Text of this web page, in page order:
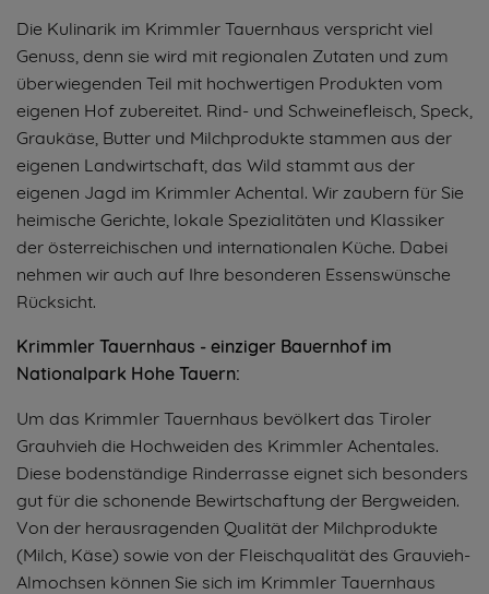
Die Kulinarik im Krimmler Tauernhaus verspricht viel
Genuss, denn sie wird mit regionalen Zutaten und zum
überwiegenden Teil mit hochwertigen Produkten vom
eigenen Hof zubereitet. Rind- und Schweinefleisch, Speck,
Graukäse, Butter und Milchprodukte stammen aus der
eigenen Landwirtschaft, das Wild stammt aus der
eigenen Jagd im Krimmler Achental. Wir zaubern für Sie
heimische Gerichte, lokale Spezialitäten und Klassiker
der österreichischen und internationalen Küche. Dabei
nehmen wir auch auf Ihre besonderen Essenswünsche
Rücksicht.
Krimmler Tauernhaus - einziger Bauernhof im
Nationalpark Hohe Tauern:
Um das Krimmler Tauernhaus bevölkert das Tiroler
Grauhvieh die Hochweiden des Krimmler Achentales.
Diese bodenständige Rinderrasse eignet sich besonders
gut für die schonende Bewirtschaftung der Bergweiden.
Von der herausragenden Qualität der Milchprodukte
(Milch, Käse) sowie von der Fleischqualität des Grauvieh-
Almochsen können Sie sich im Krimmler Tauernhaus